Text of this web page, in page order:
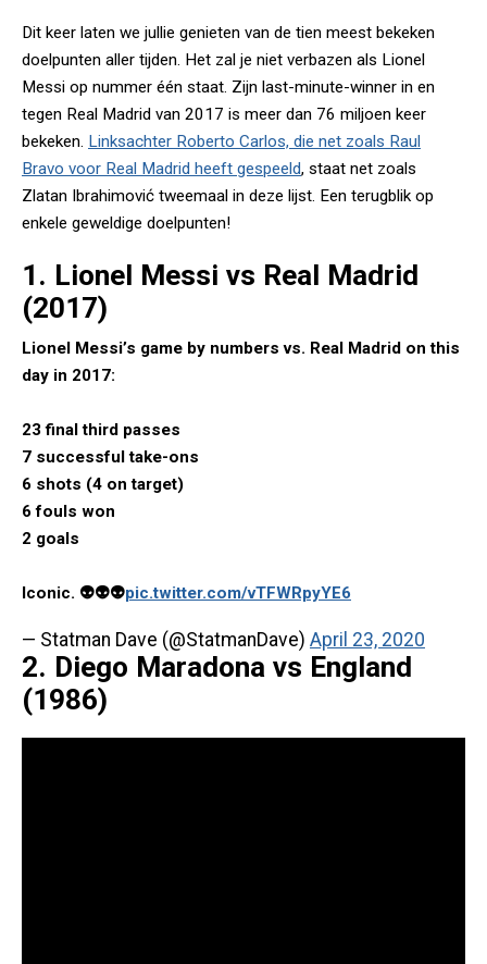
Dit keer laten we jullie genieten van de tien meest bekeken
doelpunten aller tijden. Het zal je niet verbazen als Lionel
Messi op nummer één staat. Zijn last-minute-winner in en
tegen Real Madrid van 2017 is meer dan 76 miljoen keer
bekeken. Linksachter Roberto Carlos, die net zoals Raul
Bravo voor Real Madrid heeft gespeeld, staat net zoals
Zlatan Ibrahimović tweemaal in deze lijst. Een terugblik op
enkele geweldige doelpunten!
1. Lionel Messi vs Real Madrid
(2017)
Lionel Messi’s game by numbers vs. Real Madrid on this
day in 2017:
23 final third passes
7 successful take-ons
6 shots (4 on target)
6 fouls won
2 goals
Iconic. 👽👽👽pic.twitter.com/vTFWRpyYE6
— Statman Dave (@StatmanDave) April 23, 2020
2. Diego Maradona vs England
(1986)